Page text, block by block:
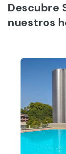
Descubre
nuestros